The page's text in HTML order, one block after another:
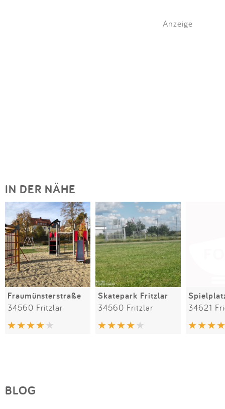
Anzeige
IN DER NÄHE
Fraumünsterstraße
34560 Fritzlar
Skatepark Fritzlar
34560 Fritzlar 34621
BLOG